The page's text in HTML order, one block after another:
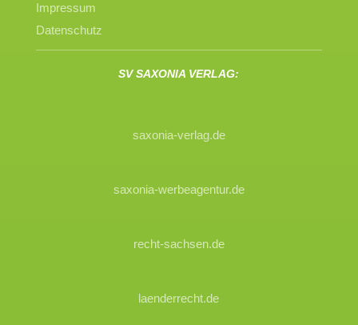
Impressum
Datenschutz
SV SAXONIA VERLAG:
saxonia-verlag.de
saxonia-werbeagentur.de
recht-sachsen.de
laenderrecht.de